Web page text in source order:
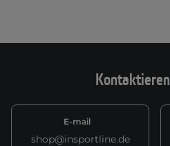
E-mail
shop@insportline.de